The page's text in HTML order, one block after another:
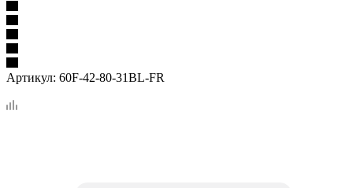
Артикул: 60F-42-80-31BL-FR